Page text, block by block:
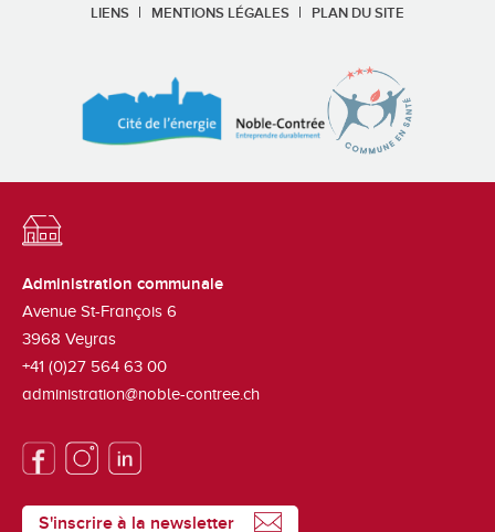
LIENS MENTIONS LÉGALES PLAN DU SITE
Administration communale
Avenue St-François 6
3968 Veyras
+41 (0)27 564 63 00
administration@noble-contree.ch
S'inscrire à la newsletter